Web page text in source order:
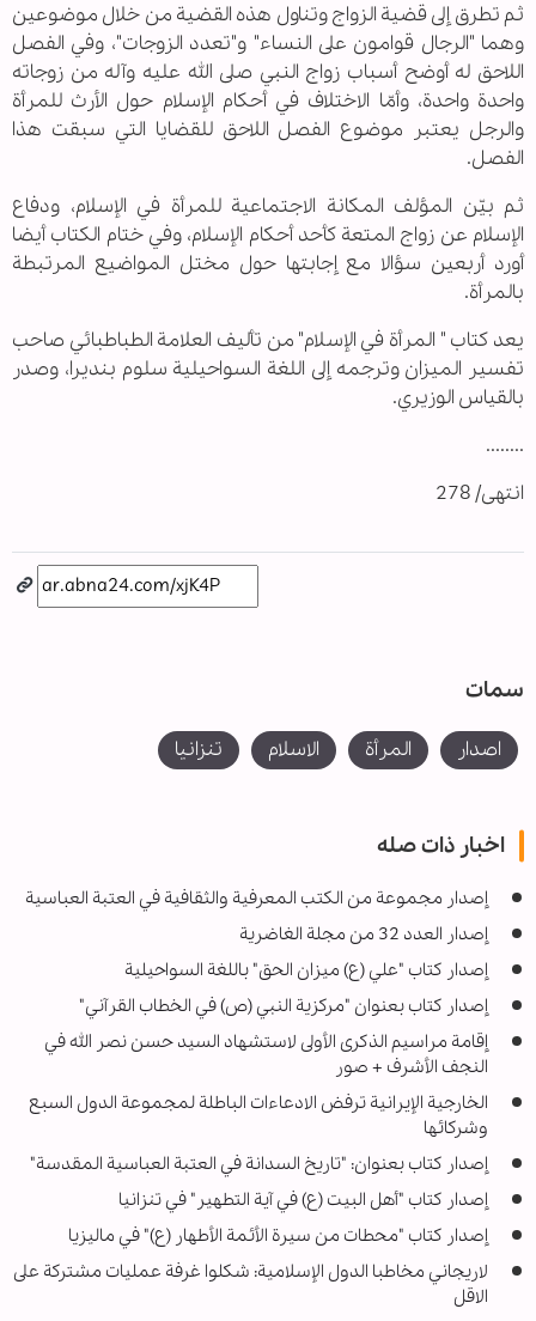
ثم تطرق إلى قضية الزواج وتناول هذه القضية من خلال موضوعين
وهما "الرجال قوامون على النساء" و"تعدد الزوجات"، وفي الفصل
اللاحق له أوضح أسباب زواج النبي صلى الله عليه وآله من زوجاته
واحدة واحدة، وأمّا الاختلاف في أحكام الإسلام حول الأرث للمرأة
والرجل يعتبر موضوع الفصل اللاحق للقضايا التي سبقت هذا
الفصل.
ثم بيّن المؤلف المكانة الاجتماعية للمرأة في الإسلام، ودفاع
الإسلام عن زواج المتعة كأحد أحكام الإسلام، وفي ختام الكتاب أيضا
أورد أربعين سؤالا مع إجابتها حول مختل المواضيع المرتبطة
بالمرأة.
يعد كتاب " المرأة في الإسلام" من تأليف العلامة الطباطبائي صاحب
تفسير الميزان وترجمه إلى اللغة السواحيلية سلوم بنديرا، وصدر
بالقياس الوزيري.
........
انتهى/ 278
سمات
اصدار المرأة الاسلام تنزانیا
اخبار ذات صله
إصدار مجموعة من الكتب المعرفية والثقافية في العتبة العباسية
إصدار العدد 32 من مجلة الغاضرية
إصدار كتاب "علي (ع) ميزان الحق" باللغة السواحيلية
إصدار كتاب بعنوان "مركزية النبي (ص) في الخطاب القرآني"
إقامة مراسيم الذكرى الأولى لاستشهاد السيد حسن نصر الله في
النجف الأشرف + صور
الخارجية الإيرانية ترفض الادعاءات الباطلة لمجموعة الدول السبع
وشركائها
إصدار كتاب بعنوان: "تاريخ السدانة في العتبة العباسية المقدسة"
إصدار كتاب "أهل البيت (ع) في آية التطهير" في تنزانيا
إصدار كتاب "محطات من سيرة الأئمة الأطهار (ع)" في ماليزيا
لاريجاني مخاطبا الدول الإسلامية: شكلوا غرفة عمليات مشتركة على
الاقل